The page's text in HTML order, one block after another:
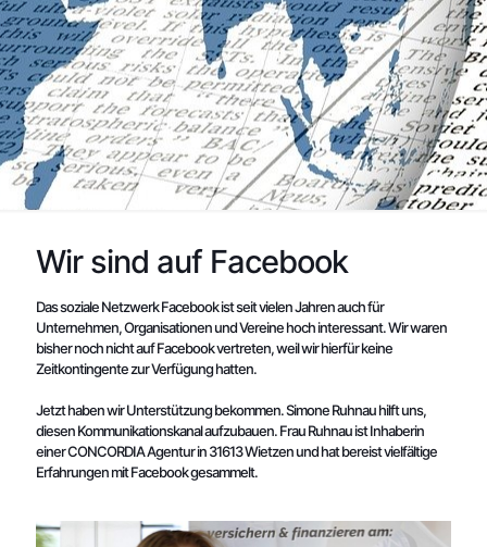
Wir sind auf Facebook
Das soziale Netzwerk Facebook ist seit vielen Jahren auch für
Unternehmen, Organisationen und Vereine hoch interessant. Wir waren
bisher noch nicht auf Facebook vertreten, weil wir hierfür keine
Zeitkontingente zur Verfügung hatten.
Jetzt haben wir Unterstützung bekommen. Simone Ruhnau hilft uns,
diesen Kommunikationskanal aufzubauen. Frau Ruhnau ist Inhaberin
einer CONCORDIA Agentur in 31613 Wietzen und hat bereist vielfältige
Erfahrungen mit Facebook gesammelt.